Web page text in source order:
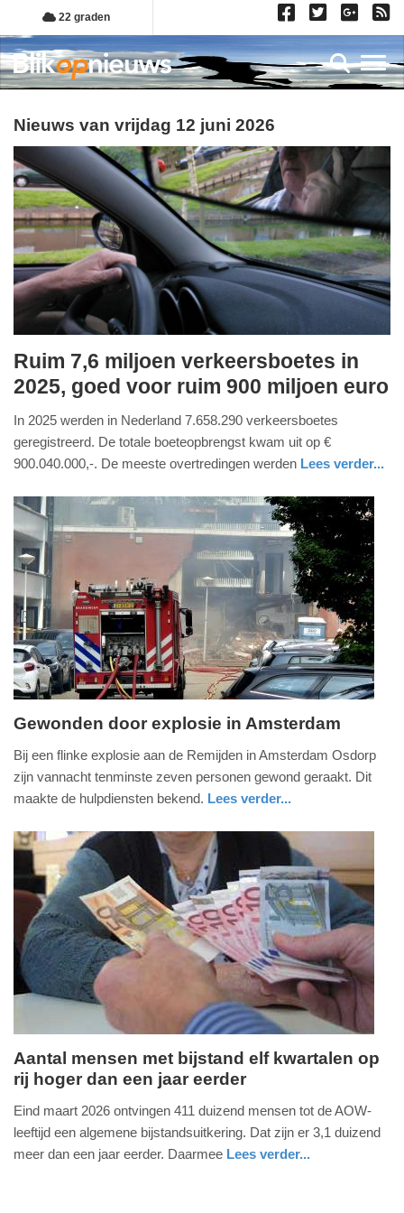
Overslaan
en
naar
de
gaan
22 graden
Nieuws van vrijdag 12 juni 2026
vrijdag,
juni
2026
-
Update:
12-
06-
2026
11:32
Ruim 7,6 miljoen verkeersboetes in
2025, goed voor ruim 900 miljoen euro
In 2025 werden in Nederland 7.658.290 verkeersboetes
geregistreerd. De totale boeteopbrengst kwam uit op €
900.040.000,-. De meeste overtredingen werden Lees verder...
12.
juni
-
09:11
Update:
13-
06-
2026
12:32
Gewonden door explosie in Amsterdam
Bij een flinke explosie aan de Remijden in Amsterdam Osdorp
zijn vannacht tenminste zeven personen gewond geraakt. Dit
maakte de hulpdiensten bekend. Lees verder...
holland
vrijdag,
2026
Aantal mensen met bijstand elf kwartalen op
rij hoger dan een jaar eerder
Eind maart 2026 ontvingen 411 duizend mensen tot de AOW-
leeftijd een algemene bijstandsuitkering. Dat zijn er 3,1 duizend
meer dan een jaar eerder. Daarmee Lees verder...